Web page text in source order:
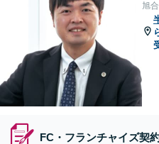
旭
FC・フランチャイズ契